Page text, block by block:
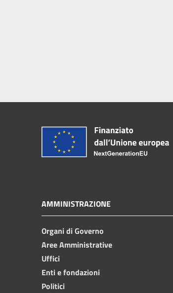
AMMINISTRAZIONE
Organi di Governo
Aree Amministrative
Uffici
Enti e fondazioni
Politici